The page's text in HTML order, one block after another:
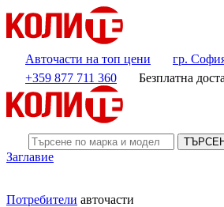
Авточасти на топ цени
гр.
+359 877 711 360
Безплатна
Заглавие
Потребители авточасти